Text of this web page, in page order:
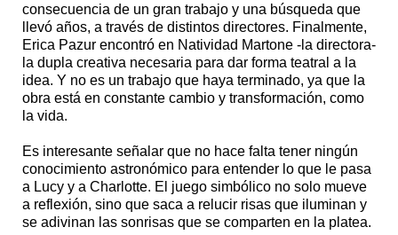
consecuencia de un gran trabajo y una búsqueda que
llevó años, a través de distintos directores. Finalmente,
Erica Pazur encontró en Natividad Martone -la directora-
la dupla creativa necesaria para dar forma teatral a la
idea. Y no es un trabajo que haya terminado, ya que la
obra está en constante cambio y transformación, como
la vida.
Es interesante señalar que no hace falta tener ningún
conocimiento astronómico para entender lo que le pasa
a Lucy y a Charlotte. El juego simbólico no solo mueve
a reflexión, sino que saca a relucir risas que iluminan y
se adivinan las sonrisas que se comparten en la platea.